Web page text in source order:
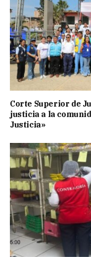
Corte Superior de
justicia a la
Justicia»